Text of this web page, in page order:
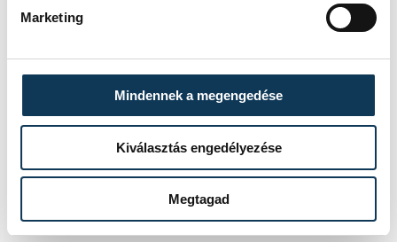
Marketing
Mindennek a megengedése
Kiválasztás engedélyezése
Megtagad
vehir.hu
FOTÓS
Dominik